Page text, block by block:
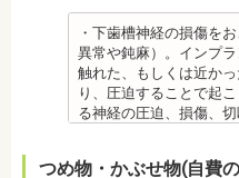
は、頬を噛んだり、熱
らないため、口腔内を
さらに、麻酔によって悪
虫歯・歯周病 ・矯正治
ブラッシング（歯磨き
め、虫歯や歯周炎のリ
を歯科医師より受けて
いるため、金属アレル
は、皮膚科で行われて
アレルギー材料を特定し
い。矯正装置を装着し
にアレルギー症状が起
師の指示を仰いでくだ
・矯正をしたい箇所に
・矯正装置を装着した
直後に痛みを感じるこ
まる場合が多いです。
きにしみる「知覚過敏」
すが、基本的には数日
場合は、歯科医師に相
いるため、金属アレル
・下歯槽神経の損傷を
異常や鈍麻）。インプ
触れた、もしくは近か
り、圧迫することで起
る神経の圧迫、損傷、
・上あごにインプラン
つめ物・かぶせ物(自費